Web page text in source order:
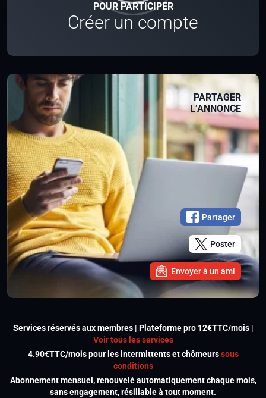
POUR PARTICIPER
Créer un compte
PARTAGER
L’ANNONCE
Partager
Poster
Envoyer à un ami
Services réservés aux membres | Plateforme pro 12€TTC/mois |
Voir tous les services
4.90€TTC/mois pour les intermittents et chômeurssous
conditions
Abonnement mensuel, renouvelé automatiquement chaque mois,
sans engagement, résiliable à tout moment.